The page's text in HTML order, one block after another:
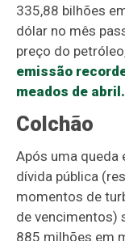
335,88 bilhões
dólar no mês
preço do
emissão
meados de abril.
Colchão
Após uma queda
dívida pública
momentos de
de vencimentos)
885 milhões em